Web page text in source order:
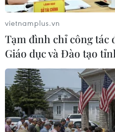
vietnamplus.vn
Tạm đình chỉ công tác
Giáo dục và Đào tạo